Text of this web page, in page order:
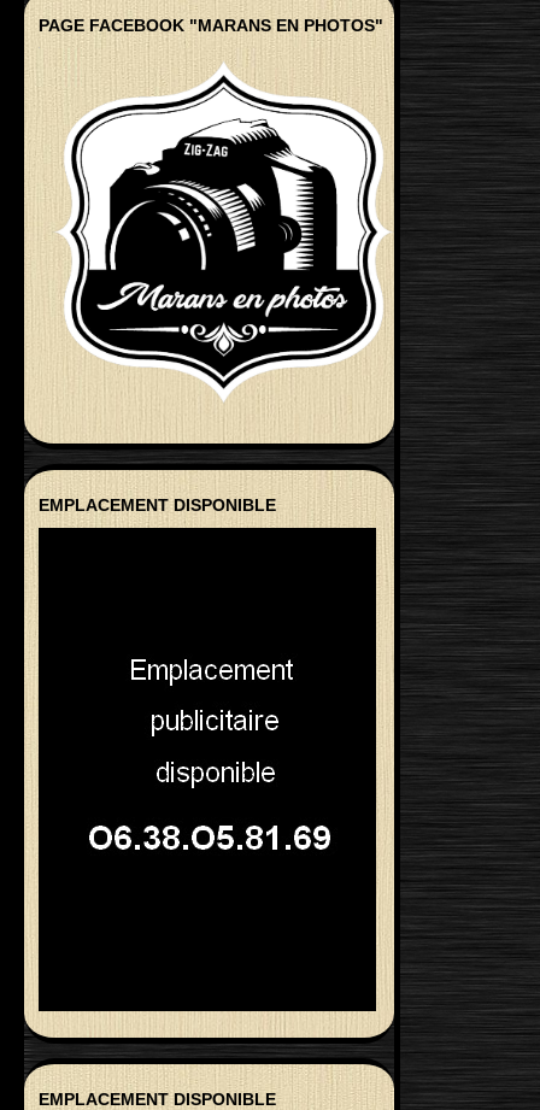
PAGE FACEBOOK "MARANS EN PHOTOS"
EMPLACEMENT DISPONIBLE
EMPLACEMENT DISPONIBLE